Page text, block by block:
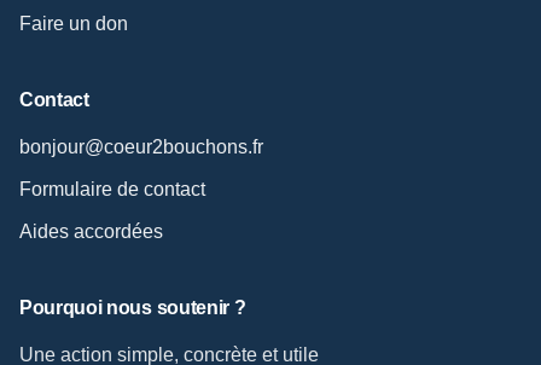
Faire un don
Contact
bonjour@coeur2bouchons.fr
Formulaire de contact
Aides accordées
Pourquoi nous soutenir ?
Une action simple, concrète et utile